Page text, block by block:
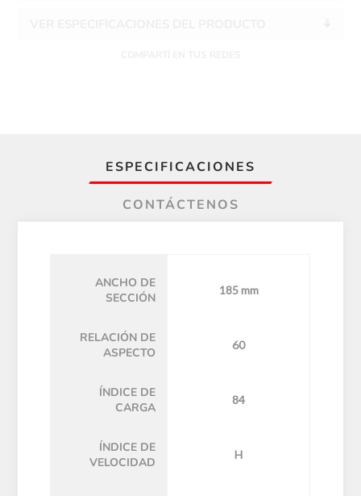
ESPECIFICACIONES
CONTÁCTENOS
ANCHO DE
SECCIÓN
185 mm
RELACIÓN DE
ASPECTO
60
ÍNDICE DE
CARGA
84
ÍNDICE DE
VELOCIDAD
H